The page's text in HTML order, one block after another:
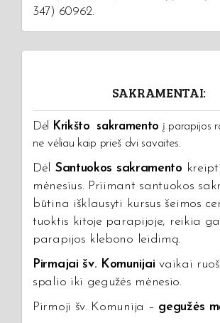
347) 60962.
SAKRAMENTAI:
Dėl Krikšto sakramento į parapijos
ne vėliau kaip prieš dvi savaites.
Dėl Santuokos sakramento
mėnesius. Priimant santuokos
būtina išklausyti kursus šeimos
tuoktis kitoje parapijoje, reikia
parapijos klebono leidimą.
Pirmajai šv. Komunijai vaikai
spalio iki gegužės mėnesio.
Pirmoji šv. Komunija – gegužės